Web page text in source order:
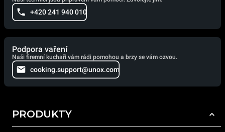
+420 241 940 010
Podpora vaření
Naši firemní kuchaři vám rádi pomohou a brzy se vám ozvou.
cooking.support@unox.com
PRODUKTY